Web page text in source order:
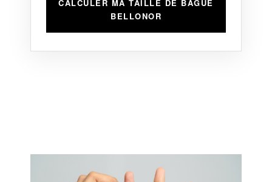
CALCULER MA TAILLE DE BAGUE
BELLONOR